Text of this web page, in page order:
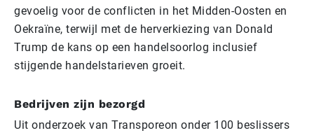
gevoelig voor de conflicten in het Midden-Oosten en
Oekraïne, terwijl met de herverkiezing van Donald
Trump de kans op een handelsoorlog inclusief
stijgende handelstarieven groeit.
Bedrijven zijn bezorgd
Uit onderzoek van Transporeon onder 100 beslissers